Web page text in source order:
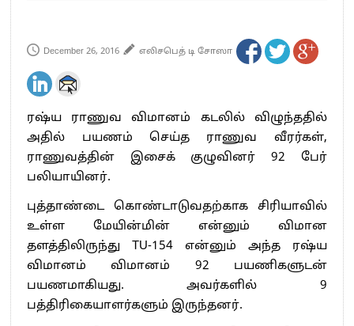
பிரவீன் சக்ரவர்த்தியின் கருத்து காங்கிரஸ் தலைமையின் கருத்து கிடையாது – கார்த்தி
சிதம்பரம்
“ஜெயலலிதா அவர்களே என் ரோல் மாடல்” -பிரேமலதா விஜயகாந்த் பேட்டி
ராகுல் காந்தி கைது – தவெக தலைவர் விஜய் கண்டனம்
செத்து சாம்பல் ஆனாலும் தனித்துதான் போட்டி – சீமான்
பாகிஸ்தானின் அணு ஆயுத மிரட்டலுக்கு அஞ்சமாட்டோம் – இந்தியா
மத்திய ஆசிரியர் தகுதித் தேர்வு: பட்டதாரிகள் அக்.16 வரை விண்ணப்பிக்கலாம்
December 26, 2016 எலிசபெத் டி சோஸா
ரஷ்ய ராணுவ விமானம் கடலில் விழுந்ததில்
அதில் பயணம் செய்த ராணுவ வீரர்கள்,
ராணுவத்தின் இசைக் குழுவினர் 92 பேர்
பலியாயினர்.
புத்தாண்டை கொண்டாடுவதற்காக சிரியாவில்
உள்ள மேயின்மின் என்னும் விமான
தளத்திலிருந்து TU-154 என்னும் அந்த ரஷ்ய
விமானம் விமானம் 92 பயணிகளுடன்
பயணமாகியது. அவர்களில் 9
பத்திரிகையாளர்களும் இருந்தனர்.